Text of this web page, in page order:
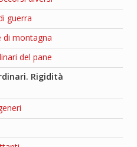
guerra
di montagna
del pane
Rigidità